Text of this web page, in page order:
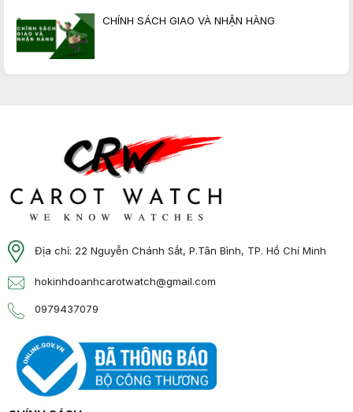
CHÍNH SÁCH GIAO VÀ NHẬN HÀNG
Địa chỉ: 22 Nguyễn Chánh Sắt, P.Tân Bình, TP. Hồ Chí Minh
hokinhdoanhcarotwatch@gmail.com
0979437079